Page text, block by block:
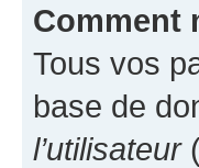
Comment
Tous vos
base de
l’utilisateur